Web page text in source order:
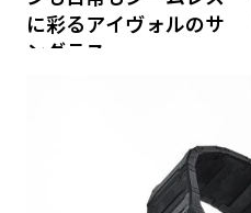
に彩るアイヴォルのサ
ングラス